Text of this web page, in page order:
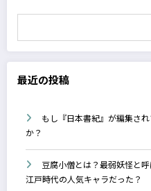
最近の投稿
もし『日本書紀』が編集さ
か？
豆腐小僧とは？最弱妖怪と
江戸時代の人気キャラだった？